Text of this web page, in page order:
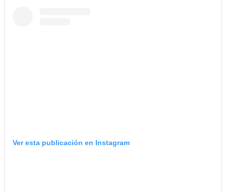
Ver esta publicación en Instagram